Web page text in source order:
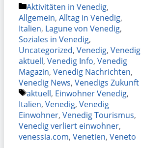
Kategorien
Aktivitäten in Venedig,
Allgemein, Alltag in Venedig,
Italien, Lagune von Venedig,
Soziales in Venedig,
Uncategorized, Venedig, Venedig
aktuell, Venedig Info, Venedig
Magazin, Venedig Nachrichten,
Venedig News, Venedigs Zukunft
Schlagwörter
aktuell, Einwohner Venedig,
Italien, Venedig, Venedig
Einwohner, Venedig Tourismus,
Venedig verliert einwohner,
venessia.com, Venetien, Veneto